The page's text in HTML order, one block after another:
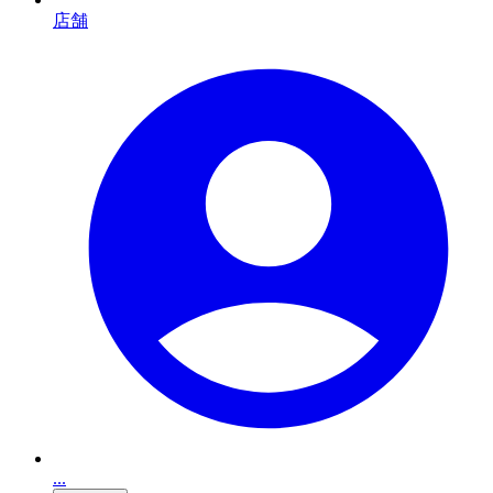
店舗
...